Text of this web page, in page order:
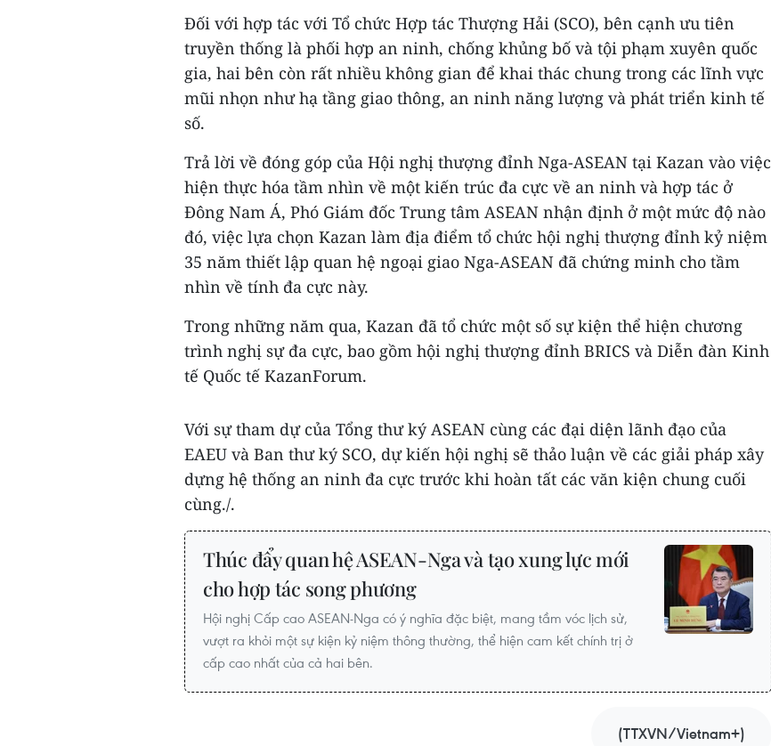
Đối với hợp tác với Tổ chức Hợp tác Thượng Hải (SCO), bên cạnh ưu tiên
truyền thống là phối hợp an ninh, chống khủng bố và tội phạm xuyên quốc
gia, hai bên còn rất nhiều không gian để khai thác chung trong các lĩnh vực
mũi nhọn như hạ tầng giao thông, an ninh năng lượng và phát triển kinh tế
số.
Trả lời về đóng góp của Hội nghị thượng đỉnh Nga-ASEAN tại Kazan vào việc
hiện thực hóa tầm nhìn về một kiến trúc đa cực về an ninh và hợp tác ở
Đông Nam Á, Phó Giám đốc Trung tâm ASEAN nhận định ở một mức độ nào
đó, việc lựa chọn Kazan làm địa điểm tổ chức hội nghị thượng đỉnh kỷ niệm
35 năm thiết lập quan hệ ngoại giao Nga-ASEAN đã chứng minh cho tầm
nhìn về tính đa cực này.
Trong những năm qua, Kazan đã tổ chức một số sự kiện thể hiện chương
trình nghị sự đa cực, bao gồm hội nghị thượng đỉnh BRICS và Diễn đàn Kinh
tế Quốc tế KazanForum.
Với sự tham dự của Tổng thư ký ASEAN cùng các đại diện lãnh đạo của
EAEU và Ban thư ký SCO, dự kiến hội nghị sẽ thảo luận về các giải pháp xây
dựng hệ thống an ninh đa cực trước khi hoàn tất các văn kiện chung cuối
cùng./.
Thúc đẩy quan hệ ASEAN-Nga và tạo xung lực mới
cho hợp tác song phương
Hội nghị Cấp cao ASEAN-Nga có ý nghĩa đặc biệt, mang tầm vóc lịch sử,
vượt ra khỏi một sự kiện kỷ niệm thông thường, thể hiện cam kết chính trị ở
cấp cao nhất của cả hai bên.
(TTXVN/Vietnam+)